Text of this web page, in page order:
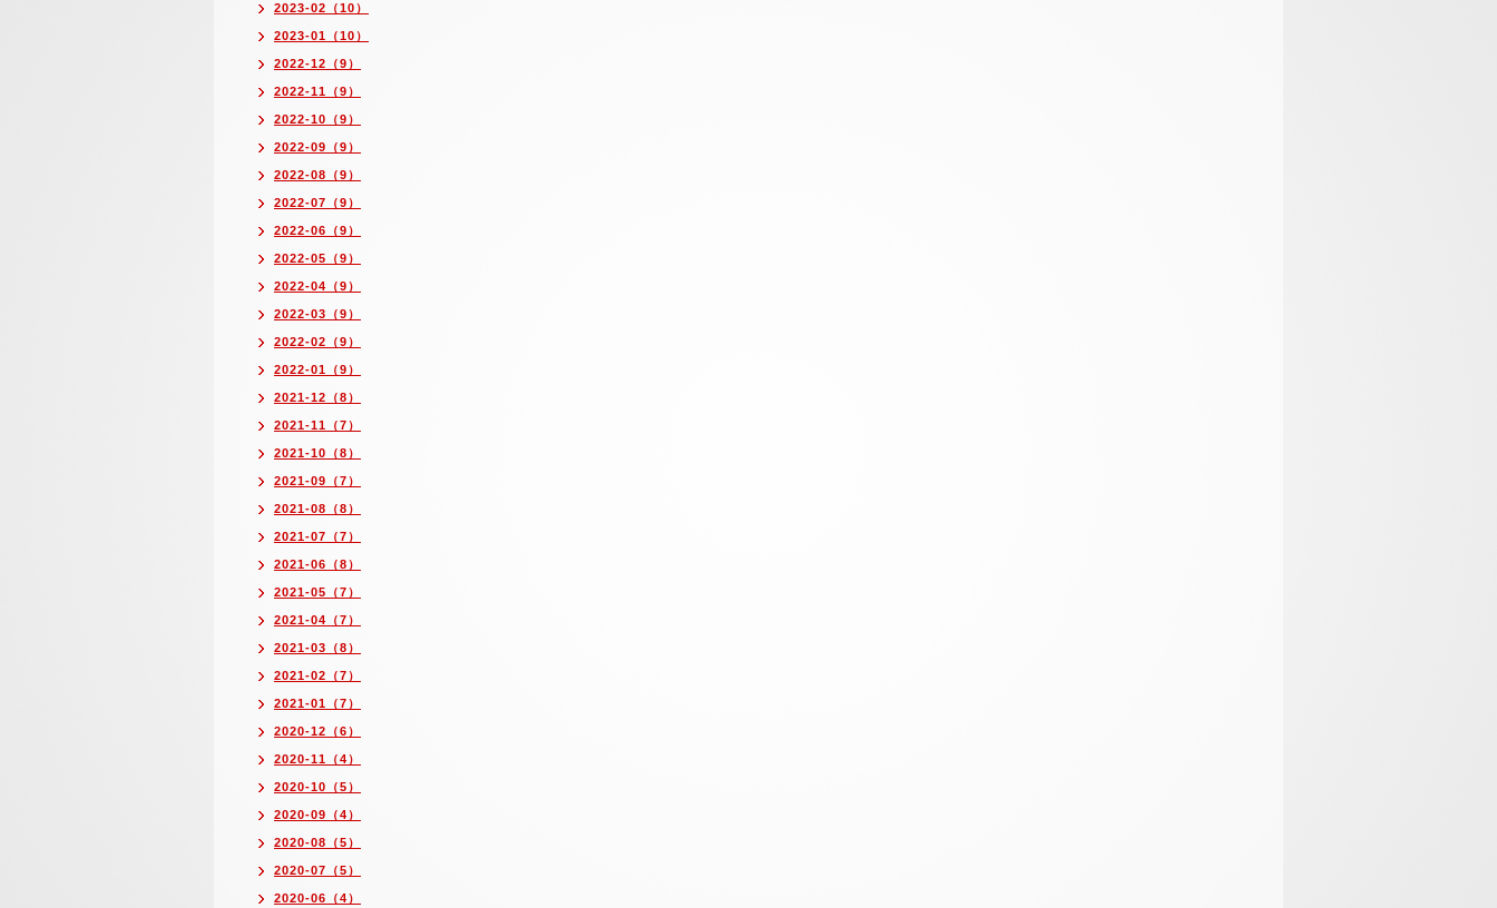
2023-02（10）
2023-01（10）
2022-12（9）
2022-11（9）
2022-10（9）
2022-09（9）
2022-08（9）
2022-07（9）
2022-06（9）
2022-05（9）
2022-04（9）
2022-03（9）
2022-02（9）
2022-01（9）
2021-12（8）
2021-11（7）
2021-10（8）
2021-09（7）
2021-08（8）
2021-07（7）
2021-06（8）
2021-05（7）
2021-04（7）
2021-03（8）
2021-02（7）
2021-01（7）
2020-12（6）
2020-11（4）
2020-10（5）
2020-09（4）
2020-08（5）
2020-07（5）
2020-06（4）